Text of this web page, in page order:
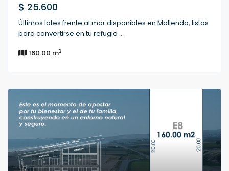
$ 25.600
Últimos lotes frente al mar disponibles en Mollendo, listos
para convertirse en tu refugio ...
160.00 m2